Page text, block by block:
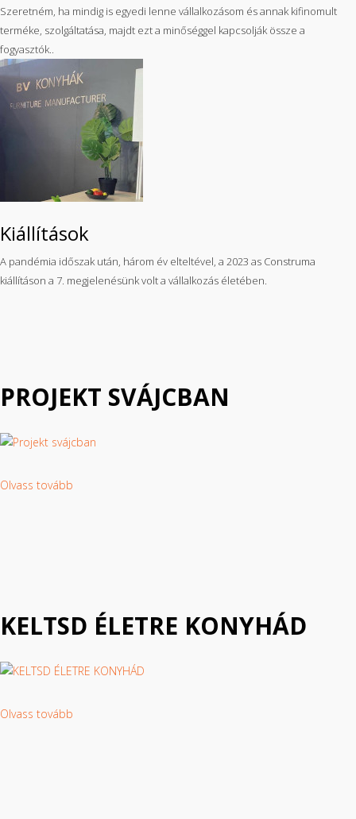
Szeretném, ha mindig is egyedi lenne vállalkozásom és annak kifinomult
terméke, szolgáltatása, majdt ezt a minőséggel kapcsolják össze a
fogyasztók..
Kiállítások
A pandémia időszak után, három év elteltével, a 2023 as Construma
kiállításon a 7. megjelenésünk volt a vállalkozás életében.
PROJEKT SVÁJCBAN
Olvass tovább
KELTSD ÉLETRE KONYHÁD
Olvass tovább